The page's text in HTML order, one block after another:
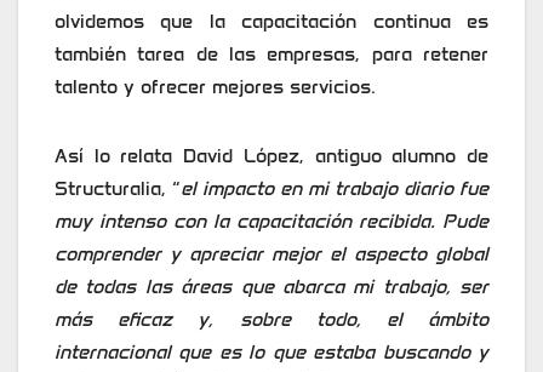
olvidemos que la capacitación continua es
también tarea de las empresas, para retener
talento y ofrecer mejores servicios.
Así lo relata David López, antiguo alumno de
Structuralia, “el impacto en mi trabajo diario fue
muy intenso con la capacitación recibida. Pude
comprender y apreciar mejor el aspecto global
de todas las áreas que abarca mi trabajo, ser
más eficaz y, sobre todo, el ámbito
internacional que es lo que estaba buscando y